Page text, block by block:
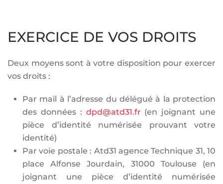
EXERCICE DE VOS DROITS
Deux moyens sont à votre disposition pour exercer
vos droits :
Par mail à l’adresse du délégué à la protection
des données : dpd@atd31.fr (en joignant une
pièce d’identité numérisée prouvant votre
identité)
Par voie postale : Atd31 agence Technique 31, 10
place Alfonse Jourdain, 31000 Toulouse (en
joignant une pièce d’identité numérisée